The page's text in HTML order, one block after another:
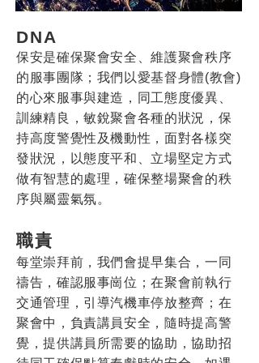
DNA
保安是確保聚會安全、維護聚會秩序
的服事團隊；我們以愛基督身體(教會)
的心來服事與建造，同工態度優異、
訓練精良，敏銳聚會各種的狀況，保
持高度警覺性及機動性，面對各樣突
發狀況，以態度平和、立場堅定方式
做有智慧的處理，確保整場聚會的秩
序與屬靈氣氛。
職責
每堂崇拜前，我們會提早集合，一同
禱告，確認服事崗位；在聚會前執行
交通管理，引導汽機車停放整齊；在
聚會中，負責講員安全，隨時提高警
覺，提供講員所需要的協助，協助招